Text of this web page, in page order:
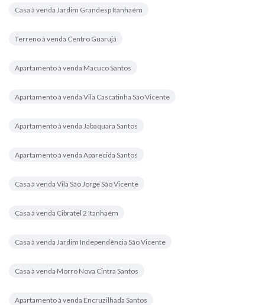
Casa à venda Jardim Grandesp Itanhaém
Terreno à venda Centro Guarujá
Apartamento à venda Macuco Santos
Apartamento à venda Vila Cascatinha São Vicente
Apartamento à venda Jabaquara Santos
Apartamento à venda Aparecida Santos
Casa à venda Vila São Jorge São Vicente
Casa à venda Cibratel 2 Itanhaém
Casa à venda Jardim Independência São Vicente
Casa à venda Morro Nova Cintra Santos
Apartamento à venda Encruzilhada Santos